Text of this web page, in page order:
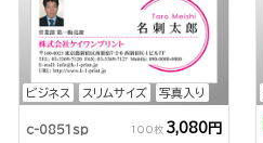
ビジネス スリムサイズ 写真入り
c-0851sp 100枚 3,080円